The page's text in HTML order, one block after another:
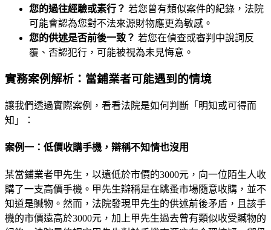
您的過往經驗或素行？ 若您曾有類似案件的紀錄，法院
可能會認為您對不法來源財物應更為敏感。
您的供述是否前後一致？ 若您在偵查或審判中說詞反
覆、否認犯行，可能被視為未見悔意。
實務案例解析：當鋪業者可能遇到的情境
讓我們透過實際案例，看看法院是如何判斷「明知或可得而
知」：
案例一：低價收購手機，辯稱不知情也沒用
某當鋪業者甲先生，以遠低於市價的3000元，向一位陌生人收
購了一支高價手機。甲先生辯稱是在跳蚤市場隨意收購，並不
知道是贓物。然而，法院發現甲先生的供述前後矛盾，且該手
機的市價遠高於3000元，加上甲先生過去曾有類似收受贓物的